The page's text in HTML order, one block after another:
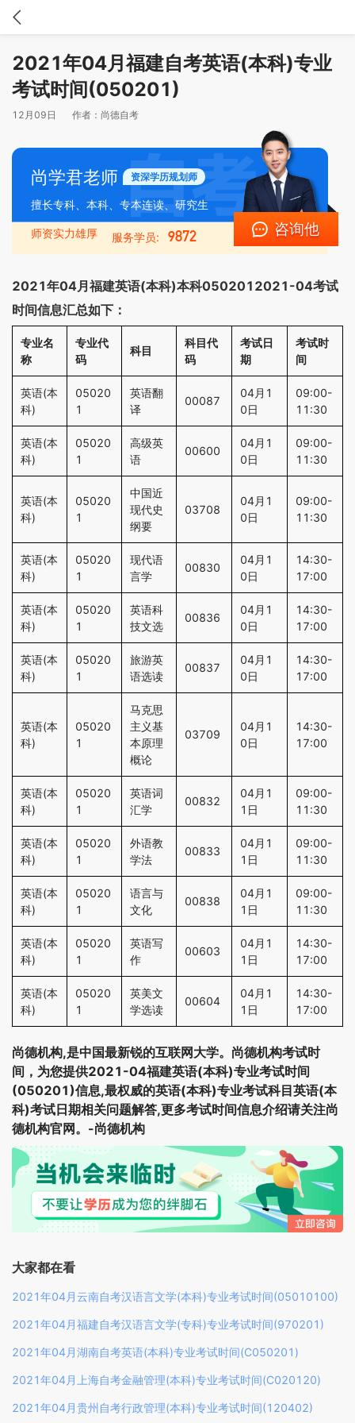
2021年04月福建自考英语(本科)专业
考试时间(050201)
12月09日 作者： 尚德自考
尚学君老师 资深学历规划师
擅长专科、本科、专本连读、研究生
师资实力雄厚 服务学员: 9872 咨询他
2021年04月福建英语(本科)本科0502012021-04考试
时间信息汇总如下：
专业名
称
专业代
码
科目
科目代
码
考试日
期
考试时
间
英语(本
科)
05020
1
英语翻
译
00087
04月1
0日
09:00-
11:30
英语(本
科)
05020
1
高级英
语
00600
04月1
0日
09:00-
11:30
英语(本
科)
05020
1
中国近
现代史
纲要
03708
04月1
0日
09:00-
11:30
英语(本
科)
05020
1
现代语
言学
00830
04月1
0日
14:30-
17:00
英语(本
科)
05020
1
英语科
技文选
00836
04月1
0日
14:30-
17:00
英语(本
科)
05020
1
旅游英
语选读
00837
04月1
0日
14:30-
17:00
英语(本
科)
05020
1
马克思
主义基
本原理
概论
03709
04月1
0日
14:30-
17:00
英语(本
科)
05020
1
英语词
汇学
00832
04月1
1日
09:00-
11:30
英语(本
科)
05020
1
外语教
学法
00833
04月1
1日
09:00-
11:30
英语(本
科)
05020
1
语言与
文化
00838
04月1
1日
09:00-
11:30
英语(本
科)
05020
1
英语写
作
00603
04月1
1日
14:30-
17:00
英语(本
科)
05020
1
英美文
学选读
00604
04月1
1日
14:30-
17:00
尚德机构,是中国最新锐的互联网大学。尚德机构考试时
间，为您提供2021-04福建英语(本科)专业考试时间
(050201)信息,最权威的英语(本科)专业考试科目英语(本
科)考试日期相关问题解答,更多考试时间信息介绍请关注尚
德机构官网。-尚德机构
大家都在看
2021年04月云南自考汉语言文学(本科)专业考试时间(05010100)
2021年04月福建自考汉语言文学(专科)专业考试时间(970201)
2021年04月湖南自考英语(本科)专业考试时间(C050201)
2021年04月上海自考金融管理(本科)专业考试时间(C020120)
2021年04月贵州自考行政管理(本科)专业考试时间(120402)